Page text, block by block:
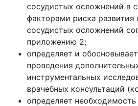
сосудистых осложнений в
факторами риска развития
сосудистых осложнений
приложению 2;
определяет и
проведения
инструментальных
врачебных консультаций
определяет